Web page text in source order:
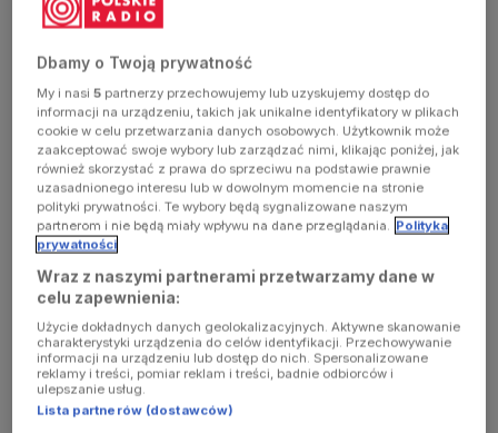
exception
has
occurred
(see the
browser
console for
more
information)
Dbamy o Twoją prywatność
My i nasi5 partnerzy przechowujemy lub uzyskujemy dostęp do
informacji na urządzeniu, takich jak unikalne identyfikatory w plikach
cookie w celu przetwarzania danych osobowych. Użytkownik może
zaakceptować swoje wybory lub zarządzać nimi, klikając poniżej, jak
również skorzystać z prawa do sprzeciwu na podstawie prawnie
uzasadnionego interesu lub w dowolnym momencie na stronie
polityki prywatności. Te wybory będą sygnalizowane naszym
partnerom i nie będą miały wpływu na dane przeglądania. Polityka
prywatności
Wraz z naszymi partnerami przetwarzamy dane w
celu zapewnienia:
Użycie dokładnych danych geolokalizacyjnych. Aktywne skanowanie
charakterystyki urządzenia do celów identyfikacji. Przechowywanie
informacji na urządzeniu lub dostęp do nich. Spersonalizowane
reklamy i treści, pomiar reklam i treści, badnie odbiorców i
ulepszanie usług.
Lista partnerów (dostawców)